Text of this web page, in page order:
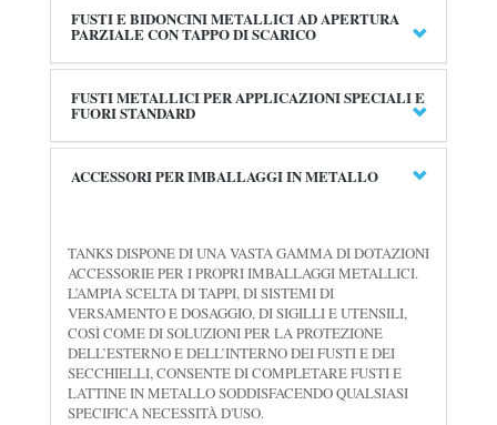
FUSTI E BIDONCINI METALLICI AD APERTURA
PARZIALE CON TAPPO DI SCARICO
FUSTI METALLICI PER APPLICAZIONI SPECIALI E
FUORI STANDARD
ACCESSORI PER IMBALLAGGI IN METALLO
TANKS DISPONE DI UNA VASTA GAMMA DI DOTAZIONI
ACCESSORIE PER I PROPRI IMBALLAGGI METALLICI.
L’AMPIA SCELTA DI TAPPI, DI SISTEMI DI
VERSAMENTO E DOSAGGIO, DI SIGILLI E UTENSILI,
COSÌ COME DI SOLUZIONI PER LA PROTEZIONE
DELL’ESTERNO E DELL’INTERNO DEI FUSTI E DEI
SECCHIELLI, CONSENTE DI COMPLETARE FUSTI E
LATTINE IN METALLO SODDISFACENDO QUALSIASI
SPECIFICA NECESSITÀ D'USO.